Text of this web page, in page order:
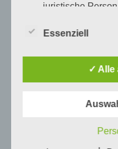
malt sehr
produktiv in ihrer
durch die Ostsee
juristische
im Auftrag des
Empfänger ist
Person,
offengelegt
nicht. Behörden,
Essenziell
✓ Alle